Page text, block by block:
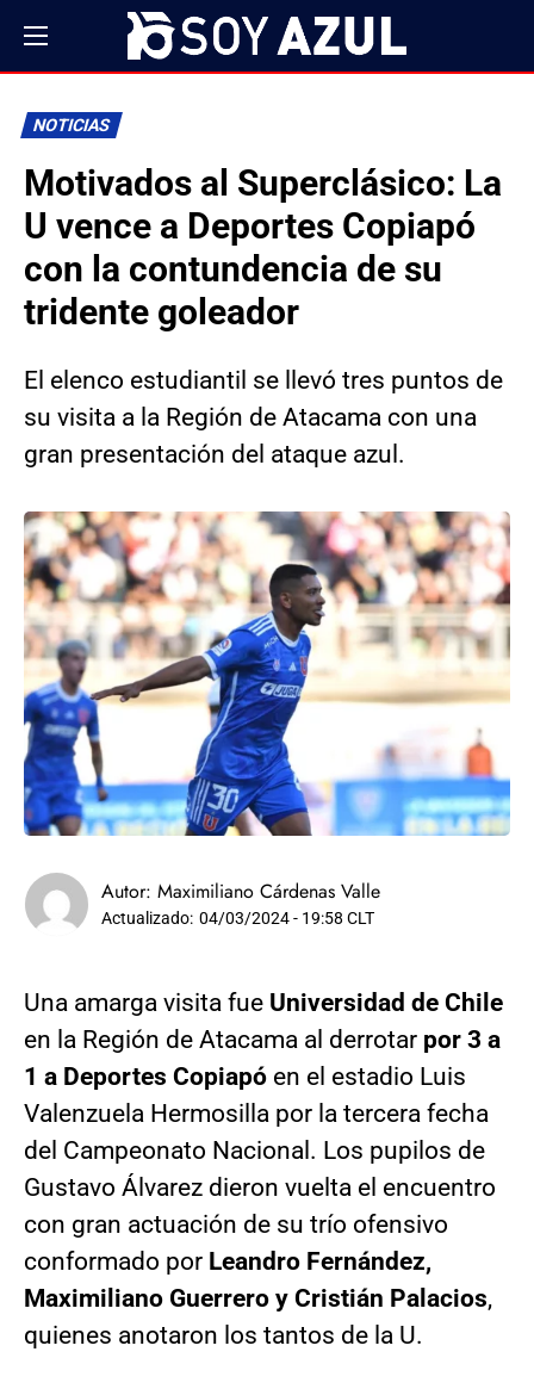
NOTICIAS
Motivados al Superclásico: La
U vence a Deportes Copiapó
con la contundencia de su
tridente goleador
El elenco estudiantil se llevó tres puntos de
su visita a la Región de Atacama con una
gran presentación del ataque azul.
Autor: Maximiliano Cárdenas Valle
Actualizado: 04/03/2024 - 19:58 CLT
Una amarga visita fue Universidad de Chile
en la Región de Atacama al derrotar por 3 a
1 a Deportes Copiapó en el estadio Luis
Valenzuela Hermosilla por la tercera fecha
del Campeonato Nacional. Los pupilos de
Gustavo Álvarez dieron vuelta el encuentro
con gran actuación de su trío ofensivo
conformado por Leandro Fernández,
Maximiliano Guerrero y Cristián Palacios,
quienes anotaron los tantos de la U.